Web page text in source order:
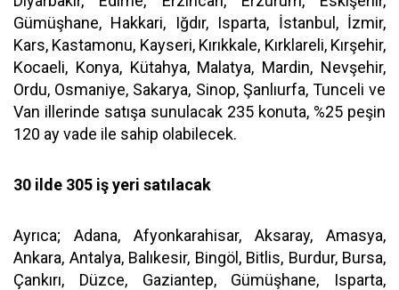
Gümüşhane, Hakkari, Iğdır, Isparta, İstanbul, İzmir,
Kars, Kastamonu, Kayseri, Kırıkkale, Kırklareli, Kırşehir,
Kocaeli, Konya, Kütahya, Malatya, Mardin, Nevşehir,
Ordu, Osmaniye, Sakarya, Sinop, Şanlıurfa, Tunceli ve
Van illerinde satışa sunulacak 235 konuta, %25 peşin
120 ay vade ile sahip olabilecek.
30 ilde 305 iş yeri satılacak
Ayrıca; Adana, Afyonkarahisar, Aksaray, Amasya,
Ankara, Antalya, Balıkesir, Bingöl, Bitlis, Burdur, Bursa,
Çankırı, Düzce, Gaziantep, Gümüşhane, Isparta,